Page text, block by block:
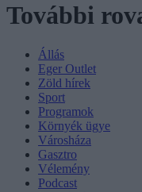
További
Állás
Eger Outlet
Zöld hírek
Sport
Programok
Környék ügye
Városháza
Gasztro
Vélemény
Podcast